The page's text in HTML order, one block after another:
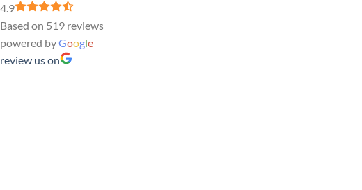
4.9
Based on 519 reviews
powered byGoogle
review us on